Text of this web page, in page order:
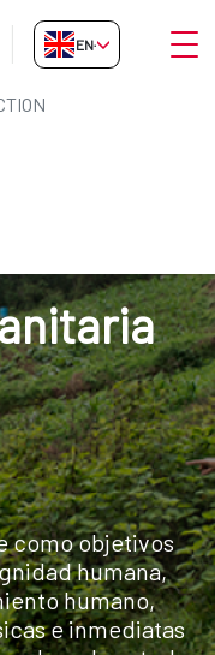
EN-GB
como objetivos
humana,
humano,
e inmediatas